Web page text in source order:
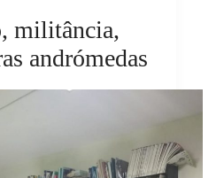
militância,
andrómedas